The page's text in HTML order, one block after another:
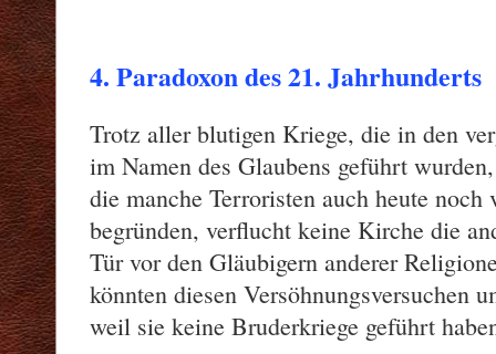
4. Paradoxon des 21. Jahrhunderts
Trotz aller blutigen Kriege, die in den
im Namen des Glaubens geführt
die manche Terroristen auch heute noch
begründen, verflucht keine Kirche die
Tür vor den Gläubigern anderer
könnten diesen Versöhnungsversuchen
weil sie keine Bruderkriege geführt